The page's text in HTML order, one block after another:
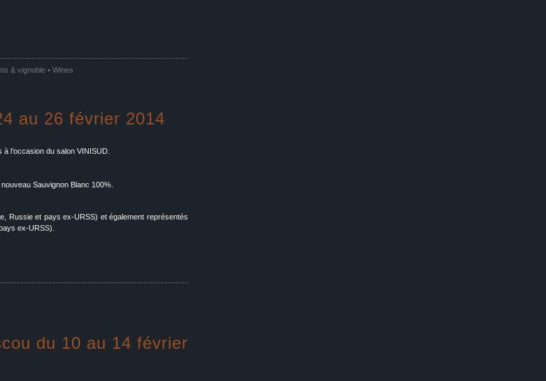
& vignoble • Wines
au 26 février 2014
l’occasion du salon VINISUD.
Sauvignon Blanc 100%.
Russie et pays ex-URSS) et également représentés
ex-URSS).
du 10 au 14 février